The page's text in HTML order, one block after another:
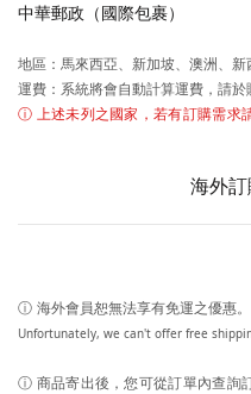
中華郵政（國際包裹）
地區： 馬來西亞、新加坡、 澳洲、新
運費：系統將會自動計算運費，請於
ⓘ 上述未列之國家，若有訂購需求
海外
ⓘ 海外會員恕無法享有免運之優惠。
Unfortunately, we can't offer free
ⓘ 商品寄出後，您可從訂單內查詢